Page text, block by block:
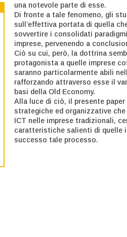
una notevole parte di esse.
Di fronte a tale fenomeno, gli
sull’effettiva portata di quella
sovvertire i consolidati
imprese, pervenendo a
Ciò su cui, però, la dottrina
protagonista a quelle imprese
saranno particolarmente abili
rafforzando attraverso esse il
basi della Old Economy.
Alla luce di ciò, il presente
strategiche ed organizzative
ICT nelle imprese tradizionali,
caratteristiche salienti di quelle
successo tale processo.